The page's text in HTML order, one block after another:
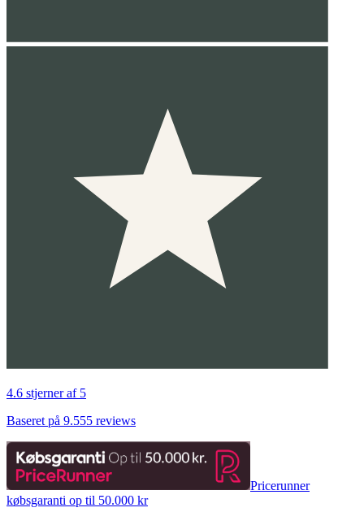
4.6 stjerner af 5
Baseret på 9.555 reviews
Pricerunner
købsgaranti op til 50.000 kr